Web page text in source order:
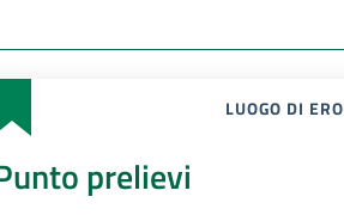
LUOGO DI
prelievi